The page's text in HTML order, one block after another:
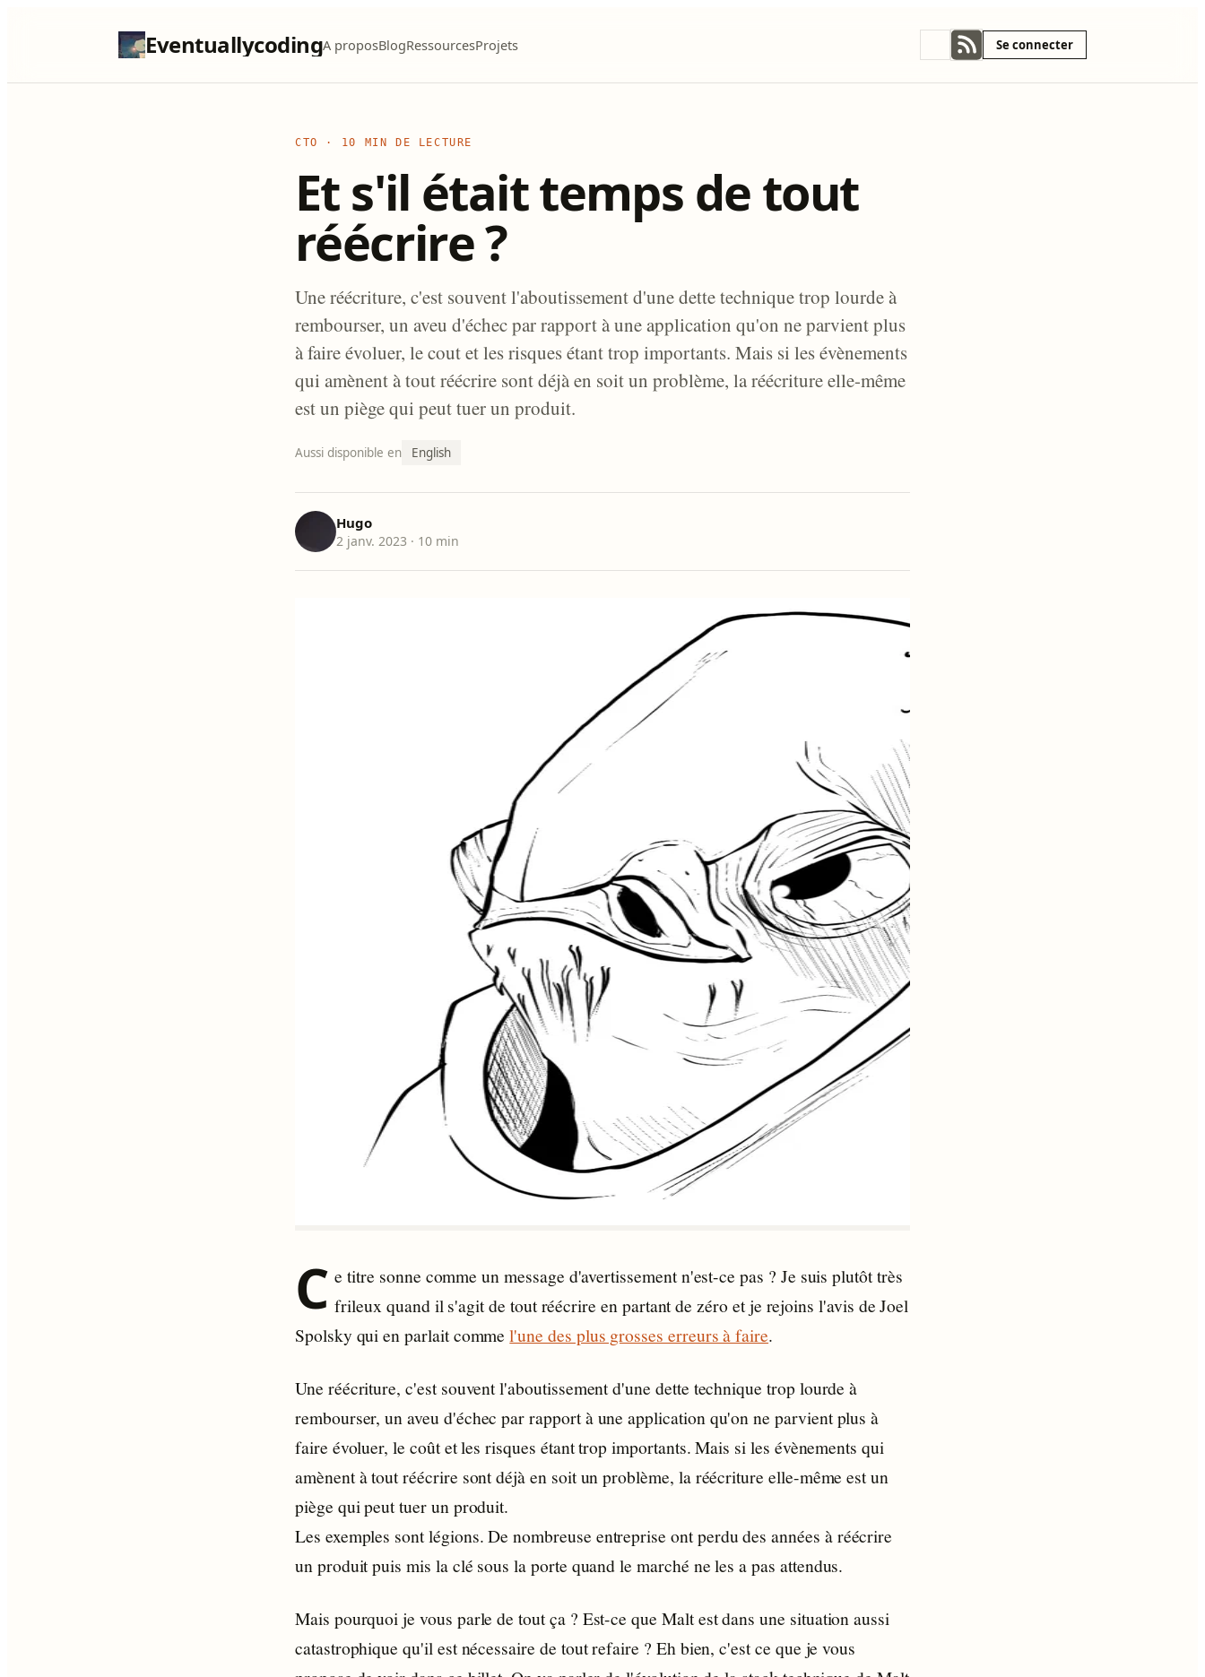
EventuallycodingA proposBlogRessourcesProjets Se connecter
CTO · 10 MIN DE LECTURE
Et s'il était temps de tout
réécrire ?
Une réécriture, c'est souvent l'aboutissement d'une dette technique trop lourde à
rembourser, un aveu d'échec par rapport à une application qu'on ne parvient plus
à faire évoluer, le cout et les risques étant trop importants. Mais si les évènements
qui amènent à tout réécrire sont déjà en soit un problème, la réécriture elle-même
est un piège qui peut tuer un produit.
Aussi disponible en English
Hugo
2 janv. 2023 · 10 min
C e titre sonne comme un message d'avertissement n'est-ce pas ? Je suis plutôt très
frileux quand il s'agit de tout réécrire en partant de zéro et je rejoins l'avis de Joel
Spolsky qui en parlait commel'une des plus grosses erreurs à faire.
Une réécriture, c'est souvent l'aboutissement d'une dette technique trop lourde à
rembourser, un aveu d'échec par rapport à une application qu'on ne parvient plus à
faire évoluer, le coût et les risques étant trop importants. Mais si les évènements qui
amènent à tout réécrire sont déjà en soit un problème, la réécriture elle-même est un
piège qui peut tuer un produit.
Les exemples sont légions. De nombreuse entreprise ont perdu des années à réécrire
un produit puis mis la clé sous la porte quand le marché ne les a pas attendus.
Mais pourquoi je vous parle de tout ça ? Est-ce que Malt est dans une situation aussi
catastrophique qu'il est nécessaire de tout refaire ? Eh bien, c'est ce que je vous